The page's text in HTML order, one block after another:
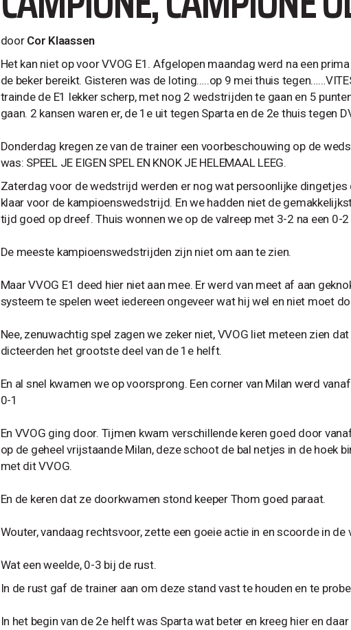
door Cor Klaassen
Het kan niet op voor VVOG E1. Afgelopen maandag werd na een
de beker bereikt. Gisteren was de loting…..op 9 mei thuis
trainde de E1 lekker scherp, met nog 2 wedstrijden te gaan en 5
gaan. 2 kansen waren er, de 1e uit tegen Sparta en de 2e thuis tegen
Donderdag kregen ze van de trainer een voorbeschouwing op de
was: SPEEL JE EIGEN SPEL EN KNOK JE HELEMAAL LEEG.
Zaterdag voor de wedstrijd werden er nog wat persoonlijke dingetjes
klaar voor de kampioenswedstrijd. En we hadden niet de
tijd goed op dreef. Thuis wonnen we op de valreep met 3-2 na een 0-
De meeste kampioenswedstrijden zijn niet om aan te zien.
Maar VVOG E1 deed hier niet aan mee. Er werd van meet af aan
systeem te spelen weet iedereen ongeveer wat hij wel en niet moet
Nee, zenuwachtig spel zagen we zeker niet, VVOG liet meteen zien
dicteerden het grootste deel van de 1e helft.
En al snel kwamen we op voorsprong. Een corner van Milan werd
0-1
En VVOG ging door. Tijmen kwam verschillende keren goed door
op de geheel vrijstaande Milan, deze schoot de bal netjes in de hoek
met dit VVOG.
En de keren dat ze doorkwamen stond keeper Thom goed paraat.
Wouter, vandaag rechtsvoor, zette een goeie actie in en scoorde in de
Wat een weelde, 0-3 bij de rust.
In de rust gaf de trainer aan om deze stand vast te houden en te
In het begin van de 2e helft was Sparta wat beter en kreeg hier en